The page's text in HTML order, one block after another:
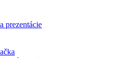
prezentácie